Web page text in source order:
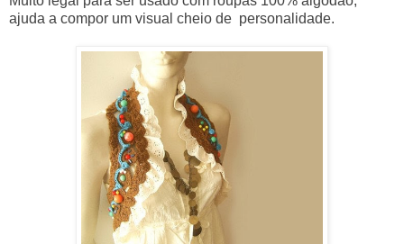
ajuda a compor um visual cheio de personalidade.